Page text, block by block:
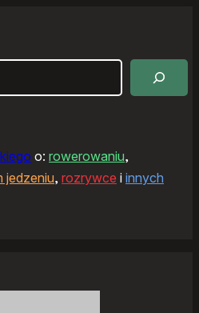
o: rowerowaniu,
jedzeniu, rozrywce i innych